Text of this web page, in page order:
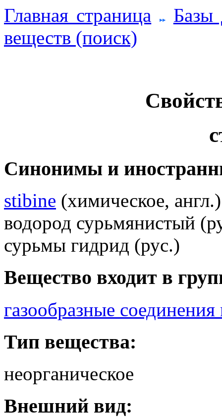
Главная страница
Базы
веществ (поиск)
Синонимы и
stibine (химическое, англ.)
водород сурьмянистый
сурьмы гидрид (рус.)
Вещество входит в
газообразные соединения
Тип вещества:
неорганическое
Внешний вид: